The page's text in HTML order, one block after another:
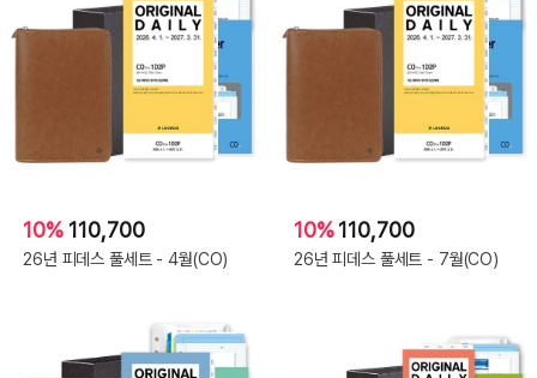
10% 110,700
26년 피데스 풀세트 - 4월(CO)
10%110,700
26년 피데스 풀세트 - 7월(CO)